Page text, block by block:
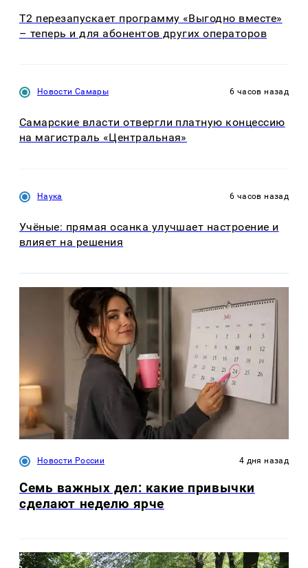
Т2 перезапускает программу «Выгодно вместе»
– теперь и для абонентов других операторов
Новости Самары 6 часов назад
Самарские власти отвергли платную концессию
на магистраль «Центральная»
Наука 6 часов назад
Учёные: прямая осанка улучшает настроение и
влияет на решения
Новости России 4 дня назад
Семь важных дел: какие привычки
сделают неделю ярче